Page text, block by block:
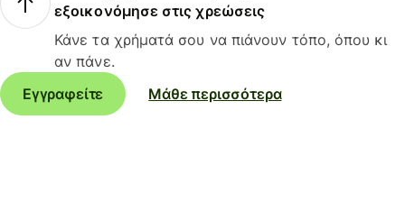
εξοικονόμησε στις χρεώσεις
Κάνε τα χρήματά σου να πιάνουν τόπο, όπου κι
αν πάνε.
Εγγραφείτε
Μάθε περισσότερα